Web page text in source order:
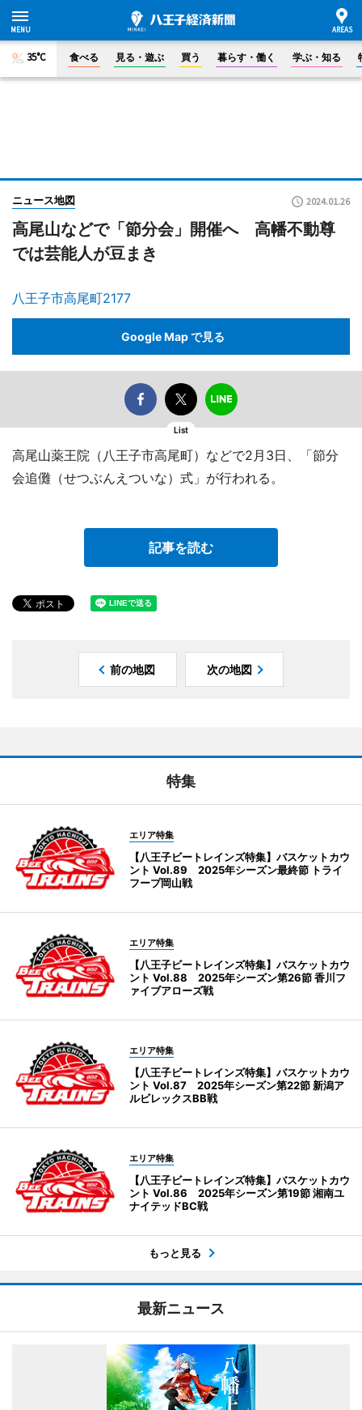
35°C 食べる 見る・遊ぶ 買う 暮らす・働く 学ぶ・知る
ニュース地図 2024.01.26
高尾山などで「節分会」開催へ 高幡不動尊
では芸能人が豆まき
八王子市高尾町2177
Google Map で見る
List
高尾山薬王院（八王子市高尾町）などで2月3日、「節分
会追儺（せつぶんえついな）式」が行われる。
記事を読む
前の地図 次の地図
特集
エリア特集
【八王子ビートレインズ特集】バスケットカウ
ント Vol.89 2025年シーズン最終節 トライ
フープ岡山戦
エリア特集
【八王子ビートレインズ特集】バスケットカウ
ント Vol.88 2025年シーズン第26節 香川フ
ァイブアローズ戦
エリア特集
【八王子ビートレインズ特集】バスケットカウ
ント Vol.87 2025年シーズン第22節 新潟ア
ルビレックスBB戦
エリア特集
【八王子ビートレインズ特集】バスケットカウ
ント Vol.86 2025年シーズン第19節 湘南ユ
ナイテッドBC戦
もっと見る
最新ニュース